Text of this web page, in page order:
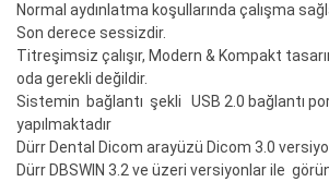
Normal aydınlatma koşullarında çalışma
Son derece sessizdir.
Titreşimsiz çalışır, Modern & Kompakt
oda gerekli değildir.
Sistemin bağlantı şekli USB 2.0 bağlantı
yapılmaktadır
Dürr Dental Dicom arayüzü Dicom 3.0
Dürr DBSWIN 3.2 ve üzeri versiyonlar ile